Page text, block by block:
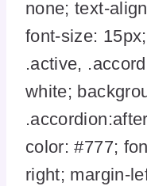
none; text-
font-size:
.active,
white;
color: #777;
right; margin-